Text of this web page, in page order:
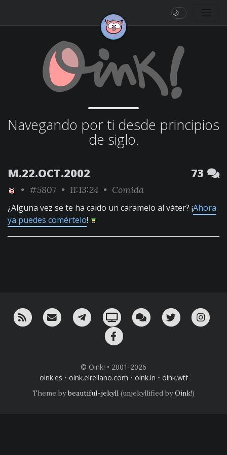
🌙
Navegando por ti desde principios
de siglo.
M.22.OCT.2002 73
• #5807 • 11:13:24 • Comida
¿Alguna vez se te ha caido un caramelo al váter? ¡Ahora
ya puedes comértelo!
RSS ¡Mándame un email!¡Nuestro canal en Telegram!
Oink! TV Charla con nosotros
Twitter
© Oink! • 2001-2026
oink.es • oink.elrellano.com • oink.in • oink.wtf
Theme bybeautiful-jekyll (unjekyllified byOink!)